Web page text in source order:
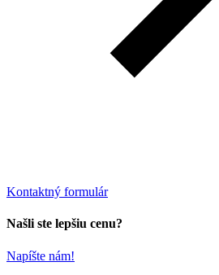
Kontaktný formulár
Našli ste lepšiu cenu?
Napíšte nám!